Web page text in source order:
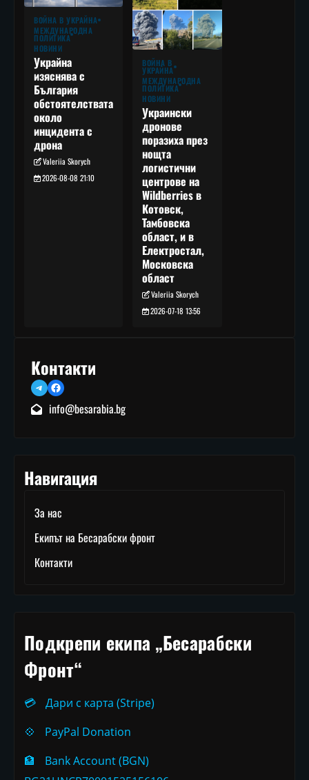
ВОЙНА В УКРАЙНА
МЕЖДУНАРОДНА
ПОЛИТИКА
НОВИНИ
Украйна
изяснява с
България
обстоятелствата
около
инцидента с
дрона
Valeriia Skorych
2026-08-08 21:10
ВОЙНА В
УКРАЙНА
МЕЖДУНАРОДНА
ПОЛИТИКА
НОВИНИ
Украински
дронове
поразиха през
нощта
логистични
центрове на
Wildberries в
Котовск,
Тамбовска
област, и в
Електростал,
Московска
област
Valeriia Skorych
2026-07-18 13:56
Контакти
TelegramFacebook
info@besarabia.bg
Навигация
За нас
Екипът на Бесарабски фронт
Контакти
Подкрепи екипа „Бесарабски
Фронт“
💳
Дари с карта (Stripe)
💠
PayPal Donation
🏦
Bank Account (BGN)